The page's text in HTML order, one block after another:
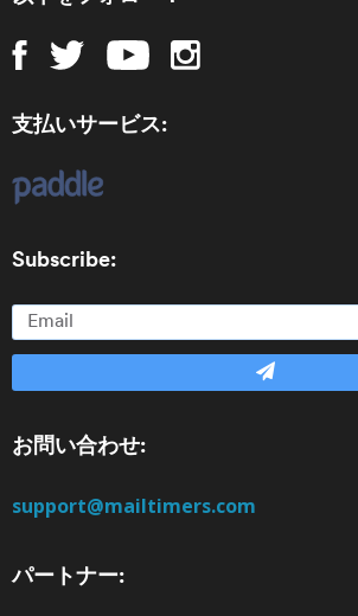
支払いサービス:
Subscribe:
お問い合わせ:
support@mailtimers.com
パートナー: